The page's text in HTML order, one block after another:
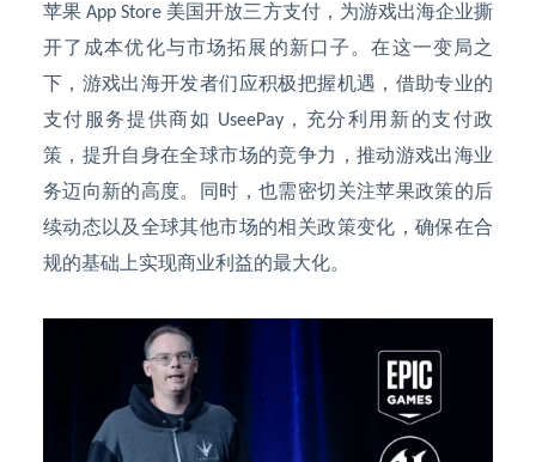
苹果 App Store 美国开放三方支付，为游戏出海企业撕
开了成本优化与市场拓展的新口子。在这一变局之
下，游戏出海开发者们应积极把握机遇，借助专业的
支付服务提供商如 UseePay，充分利用新的支付政
策，提升自身在全球市场的竞争力，推动游戏出海业
务迈向新的高度。同时，也需密切关注苹果政策的后
续动态以及全球其他市场的相关政策变化，确保在合
规的基础上实现商业利益的最大化。